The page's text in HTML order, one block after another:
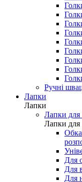
Ручні
Лапки
Лапки
Лапки
Лапки
Для
Для
Для